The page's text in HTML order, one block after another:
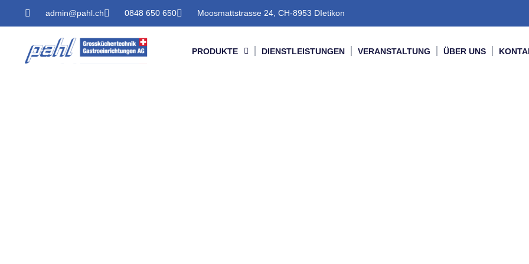
admin@pahl.ch 0848 650 650 Moosmattstrasse 24, CH-8953 DIetikon
PRODUKTE DIENSTLEISTUNGEN VERANSTALTUNG ÜBER UNS